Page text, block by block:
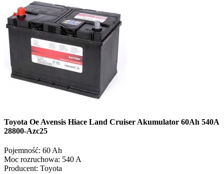
Toyota Oe Avensis Hiace Land Cruiser Akumulator 60Ah 540A
28800-Azc25
Pojemność: 60 Ah
Moc rozruchowa: 540 A
Producent: Toyota